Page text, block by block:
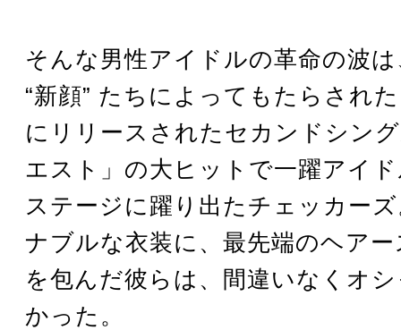
そんな男性アイドルの革命の波
“新顔” たちによってもたらされ
にリリースされたセカンドシン
エスト」の大ヒットで一躍アイ
ステージに躍り出たチェッカー
ナブルな衣装に、最先端のヘア
を包んだ彼らは、間違いなくオ
かった。